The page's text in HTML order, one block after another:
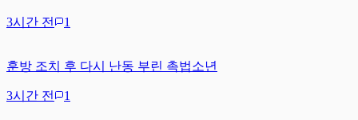
3시간 전 1
훈방 조치 후 다시 난동 부린 촉법소년
3시간 전 1